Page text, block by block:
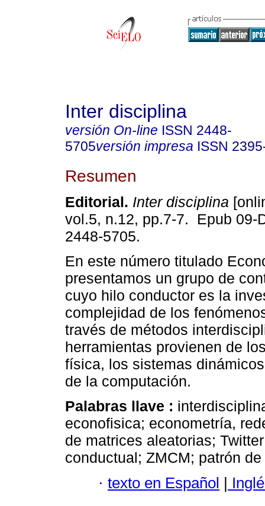
Inter disciplina
versión On-line ISSN 2448-
5705versión impresa ISSN
Resumen
Editorial. Inter disciplina
vol.5, n.12, pp.7-7. Epub 09-
2448-5705.
En este número titulado
presentamos un grupo de
cuyo hilo conductor es la
complejidad de los
través de métodos
herramientas provienen de
física, los sistemas
de la computación.
Palabras llave :
econofisica; econometría,
de matrices aleatorias;
conductual; ZMCM; patrón
· texto en Español |